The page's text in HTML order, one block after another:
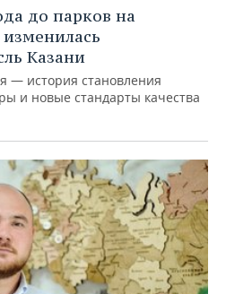
до парков на
Казани
— история становления
и новые стандарты качества